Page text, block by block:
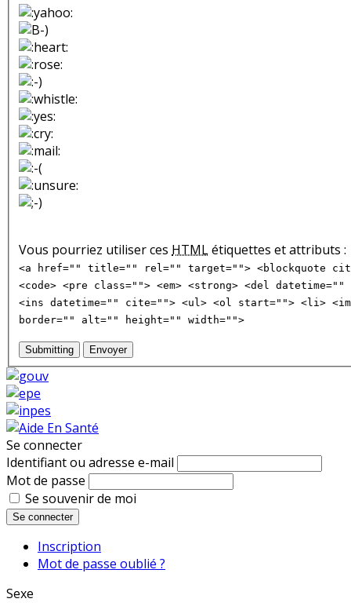
Vous pourriez utiliser ces HTMLétiquettes et attributs :
<a href="" title="" rel="" target=""> <blockquote
<code> <pre class=""> <em> <strong> <del
<ins datetime="" cite=""> <ul> <ol start=""> <li>
border="" alt="" height="" width="">
Submitting Envoyer
Se connecter
Identifiant ou adresse e-mail
Mot de passe
Se souvenir de moi
Se connecter
Inscription
Mot de passe oublié ?
Sexe